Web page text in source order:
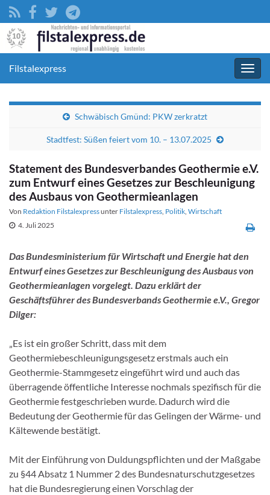
Filstalexpress
Schwäbisch Gmünd: PKW zerkratzt
Stadtfest: Süßen feiert vom 10. – 13.07.2025
Statement des Bundesverbandes Geothermie e.V.
zum Entwurf eines Gesetzes zur Beschleunigung
des Ausbaus von Geothermieanlagen
Von Redaktion Filstalexpressunter Filstalexpress, Politik, Wirtschaft
4. Juli 2025
Das Bundesministerium für Wirtschaft und Energie hat den
Entwurf eines Gesetzes zur Beschleunigung des Ausbaus von
Geothermieanlagen vorgelegt. Dazu erklärt der
Geschäftsführer des Bundesverbands Geothermie e.V., Gregor
Dilger:
„Es ist ein großer Schritt, dass mit dem
Geothermiebeschleunigungsgesetz erstmals auch ein
Geothermie-Stammgesetz eingeführt wird und auch das
überragende öffentliche Interesse nochmals spezifisch für die
Geothermie festgeschrieben wurde. Dadurch wird die
Bedeutung der Geothermie für das Gelingen der Wärme- und
Kältewende bestätigt.
Mit der Einführung von Duldungspflichten und der Maßgabe
zu §44 Absatz 1 Nummer 2 des Bundesnaturschutzgesetzes
hat die Bundesregierung einen Vorschlag der